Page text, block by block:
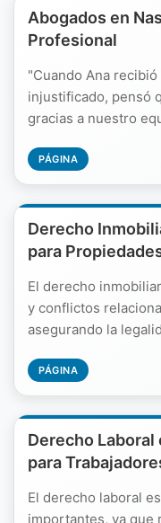
Abogados en
Profesional
"Cuando Ana
injustificado, pensó
gracias a nuestro
PÁGINA
Derecho
para
El derecho
y conflictos
asegurando la
PÁGINA
Derecho Laboral
para
El derecho laboral
importantes, ya que